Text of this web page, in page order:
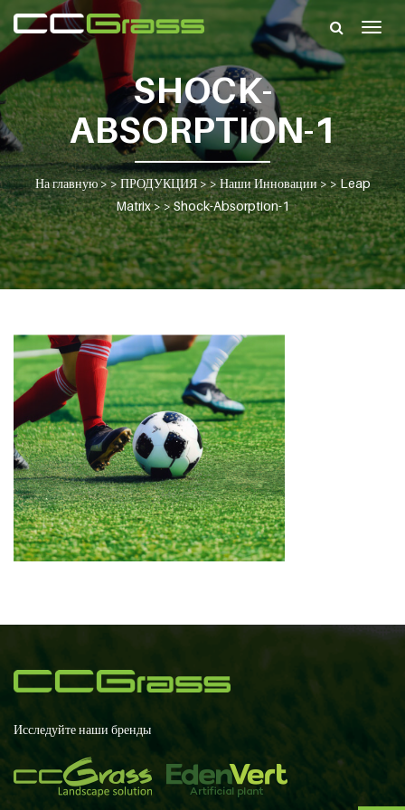
SHOCK-
ABSORPTION-1
На главную> >ПРОДУКЦИЯ> >Наши Инновации> > Leap
Matrix> >Shock-Absorption-1
Исследуйте наши бренды